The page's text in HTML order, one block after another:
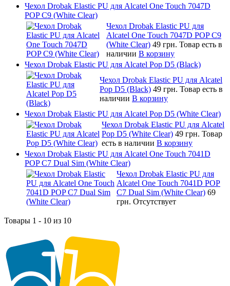
Чехол Drobak Elastic PU для Alcatel One Touch 7047D
POP C9 (White Clear)
Чехол Drobak Elastic PU для
Alcatel One Touch 7047D POP C9
(White Clear) 49 грн. Товар есть в
наличии В корзину
Чехол Drobak Elastic PU для Alcatel Pop D5 (Black)
Чехол Drobak Elastic PU для Alcatel
Pop D5 (Black) 49 грн. Товар есть в
наличии В корзину
Чехол Drobak Elastic PU для Alcatel Pop D5 (White Clear)
Чехол Drobak Elastic PU для Alcatel
Pop D5 (White Clear) 49 грн. Товар
есть в наличии В корзину
Чехол Drobak Elastic PU для Alcatel One Touch 7041D
POP C7 Dual Sim (White Clear)
Чехол Drobak Elastic PU для
Alcatel One Touch 7041D POP
C7 Dual Sim (White Clear) 69
грн. Отсутствует
Товары 1 - 10 из 10